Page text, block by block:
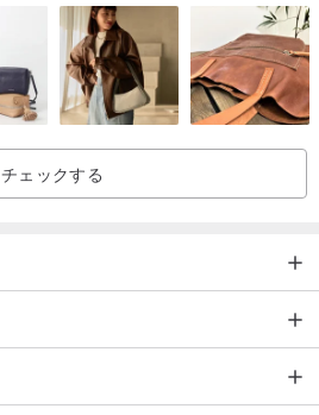
チェックする